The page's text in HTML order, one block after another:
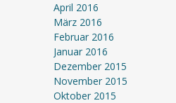
April 2016
März 2016
Februar 2016
Januar 2016
Dezember 2015
November 2015
Oktober 2015